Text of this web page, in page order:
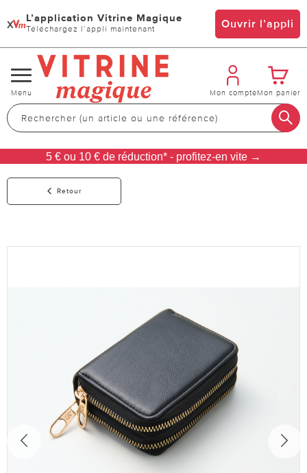
x L’application Vitrine Magique
Téléchargez l’appli maintenant Ouvrir l’appli
Changer
de
navigation
Menu Mon compteMon panier
5 € ou 10 € de réduction* - profitez-en vite →
Retour